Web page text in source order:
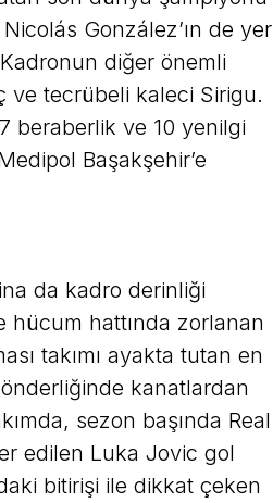
González’ın de yer
Kadronun diğer önemli
ve tecrübeli kaleci Sirigu.
beraberlik ve 10 yenilgi
Başakşehir’e
da kadro derinliği
hücum hattında zorlanan
takımı ayakta tutan en
kanatlardan
sezon başında Real
edilen Luka Jovic gol
bitirişi ile dikkat çeken